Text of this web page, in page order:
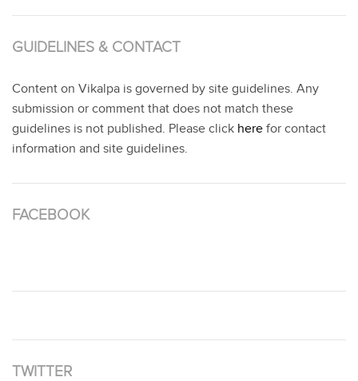
GUIDELINES & CONTACT
Content on Vikalpa is governed by site guidelines. Any
submission or comment that does not match these
guidelines is not published. Please click here for contact
information and site guidelines.
FACEBOOK
TWITTER